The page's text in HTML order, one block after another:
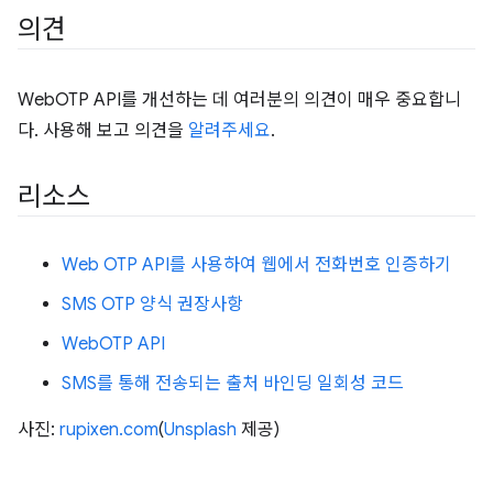
의견
WebOTP API를 개선하는 데 여러분의 의견이 매우 중요합니
다. 사용해 보고 의견을 알려주세요.
리소스
Web OTP API를 사용하여 웹에서 전화번호 인증하기
SMS OTP 양식 권장사항
WebOTP API
SMS를 통해 전송되는 출처 바인딩 일회성 코드
사진: rupixen.com(Unsplash 제공)